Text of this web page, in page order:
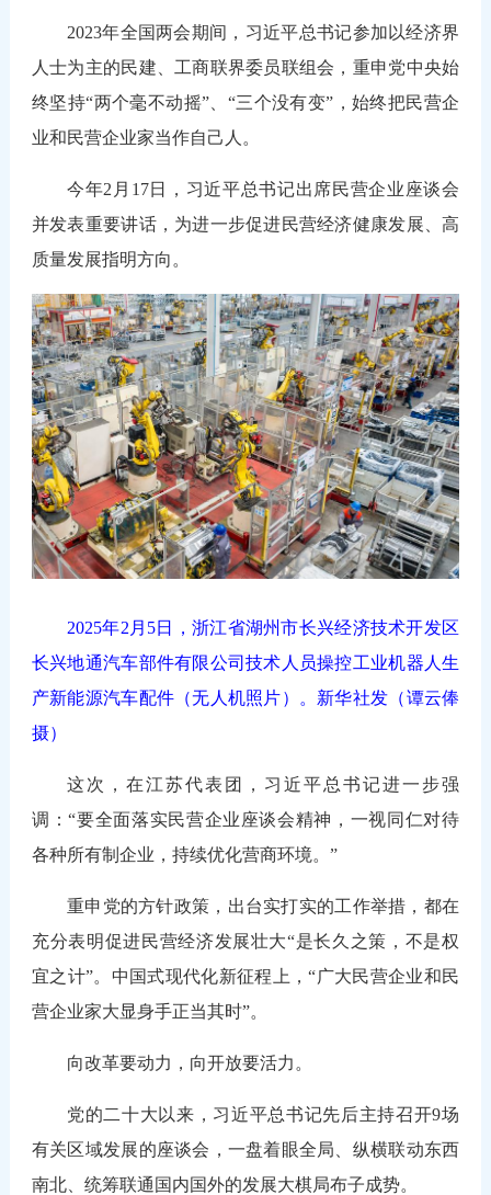
2023年全国两会期间，习近平总书记参加以经济界
人士为主的民建、工商联界委员联组会，重申党中央始
终坚持“两个毫不动摇”、“三个没有变”，始终把民营企
业和民营企业家当作自己人。
今年2月17日，习近平总书记出席民营企业座谈会
并发表重要讲话，为进一步促进民营经济健康发展、高
质量发展指明方向。
2025年2月5日，浙江省湖州市长兴经济技术开发区
长兴地通汽车部件有限公司技术人员操控工业机器人生
产新能源汽车配件（无人机照片）。新华社发（谭云俸
摄）
这次，在江苏代表团，习近平总书记进一步强
调：“要全面落实民营企业座谈会精神，一视同仁对待
各种所有制企业，持续优化营商环境。”
重申党的方针政策，出台实打实的工作举措，都在
充分表明促进民营经济发展壮大“是长久之策，不是权
宜之计”。中国式现代化新征程上，“广大民营企业和民
营企业家大显身手正当其时”。
向改革要动力，向开放要活力。
党的二十大以来，习近平总书记先后主持召开9场
有关区域发展的座谈会，一盘着眼全局、纵横联动东西
南北、统筹联通国内国外的发展大棋局布子成势。